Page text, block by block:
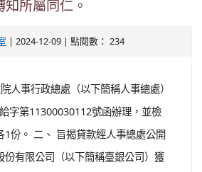
所屬同仁。
| 2024-12-09 | 點閱數： 234
人事行政總處（以下簡稱人事總處）
字第11300030112號函辦理，並檢
1份。 二、 旨揭貸款經人事總處公開
份有限公司（以下簡稱臺銀公司）獲